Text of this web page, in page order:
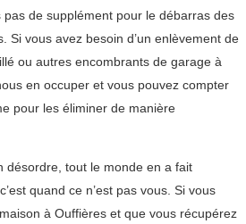
de supplément pour le débarras des
Si vous avez besoin d’un enlèvement de
ou autres encombrants de garage à
en occuper et vous pouvez compter
pour les éliminer de manière
désordre, tout le monde en a fait
quand ce n’est pas vous. Si vous
à Ouffières et que vous récupérez